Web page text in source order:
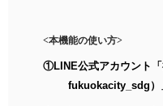
<本機能の使い方>
①LINE公式アカウント
fukuokacity_sdg